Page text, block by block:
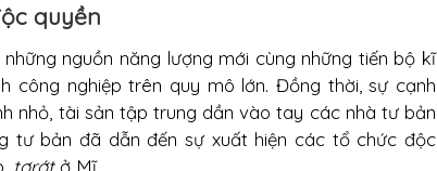
quyền
nguồn năng lượng mới cùng những tiến bộ kĩ
công nghiệp trên quy mô lớn. Đồng thời, sự cạnh
nhỏ, tài sản tập trung dần vào tay các nhà tư bản
tư bản đã dẫn đến sự xuất hiện các tổ chức độc
tơrớtở Mĩ.